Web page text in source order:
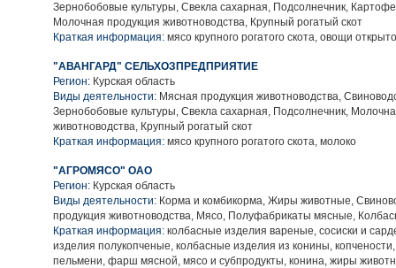
Зернобобовые культуры, Свекла сахарная, Подсолнечник,
Молочная продукция животноводства, Крупный рогатый скот
Краткая информация: мясо крупного рогатого скота, овощи
"АВАНГАРД" СЕЛЬХОЗПРЕДПРИЯТИЕ
Регион: Курская область
Виды деятельности: Мясная продукция животноводства,
Зернобобовые культуры, Свекла сахарная, Подсолнечник,
животноводства, Крупный рогатый скот
Краткая информация: мясо крупного рогатого скота, молоко
"АГРОМЯСО" ОАО
Регион: Курская область
Виды деятельности: Корма и комбикорма, Жиры животные,
продукция животноводства, Мясо, Полуфабрикаты мясные,
Краткая информация: колбасные изделия вареные, сосиски и
изделия полукопченые, колбасные изделия из конины,
пельмени, фарш мясной, мясо и субпродукты, конина, жиры